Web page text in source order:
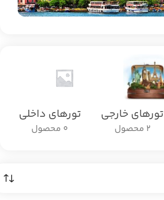
تورهای خارجی
2 محصول
تورهای داخلی
0 محصول